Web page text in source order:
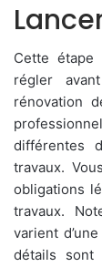
Cette
régler
rénovation
différentes
travaux.
obligations
travaux.
varient
détails sont